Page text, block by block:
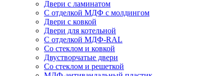
Двери с ламинатом
С отделкой МДФ с молдингом
Двери с ковкой
Двери для котельной
С отделкой МДФ-RAL
Со стеклом и ковкой
Двустворчатые двери
Со стеклом и решеткой